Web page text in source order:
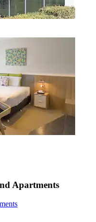
Apartments